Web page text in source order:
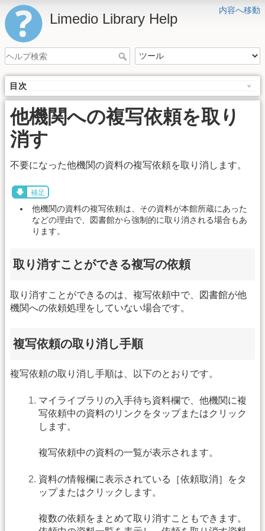
内容へ移動
Limedio Library Help
目次
他機関への複写依頼を取り
消す
不要になった他機関の資料の複写依頼を取り消します。
補足
他機関の資料の複写依頼は、その資料が本館所蔵にあった
などの理由で、図書館から強制的に取り消される場合もあ
ります。
取り消すことができる複写の依頼
取り消すことができるのは、複写依頼中で、図書館が他
機関への依頼処理をしていない場合です。
複写依頼の取り消し手順
複写依頼の取り消し手順は、以下のとおりです。
マイライブラリの入手待ち資料欄で、他機関に複
写依頼中の資料のリンクをタップまたはクリック
します。
複写依頼中の資料の一覧が表示されます。
資料の情報欄に表示されている［依頼取消］をタ
ップまたはクリックします。
複数の依頼をまとめて取り消すこともできます。